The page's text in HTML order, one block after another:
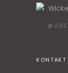
KONTAKT